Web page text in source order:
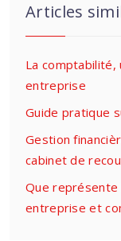
Articles
La
entreprise
Guide pratique
Gestion
cabinet de
Que représente
entreprise et